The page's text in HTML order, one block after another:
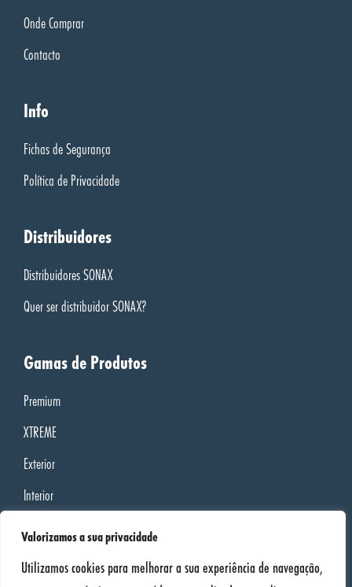
Valorizamos a sua privacidade
Utilizamos cookies para melhorar a sua experiência de navegação,
Onde Comprar
Contacto
Info
Fichas de Segurança
Política de Privacidade
Distribuidores
Distribuidores SONAX
Quer ser distribuidor SONAX?
Gamas de Produtos
Premium
XTREME
Exterior
Interior
PROFILINE
Oficina